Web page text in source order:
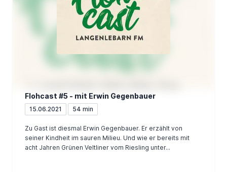
Flohcast #5 - mit Erwin Gegenbauer
15.06.2021 54 min
Zu Gast ist diesmal Erwin Gegenbauer. Er erzählt von
seiner Kindheit im sauren Milieu. Und wie er bereits mit
acht Jahren Grünen Veltliner vom Riesling unter...